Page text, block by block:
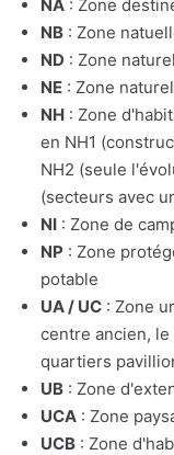
NA : Zone
NB : Zone
ND : Zone
NE : Zone
NH : Zone
en NH1
NH2 (seule
(secteurs avec
NI : Zone de
NP : Zone
potable
UA / UC : Zone
centre ancien,
quartiers
UB : Zone
UCA : Zone
UCB : Zone